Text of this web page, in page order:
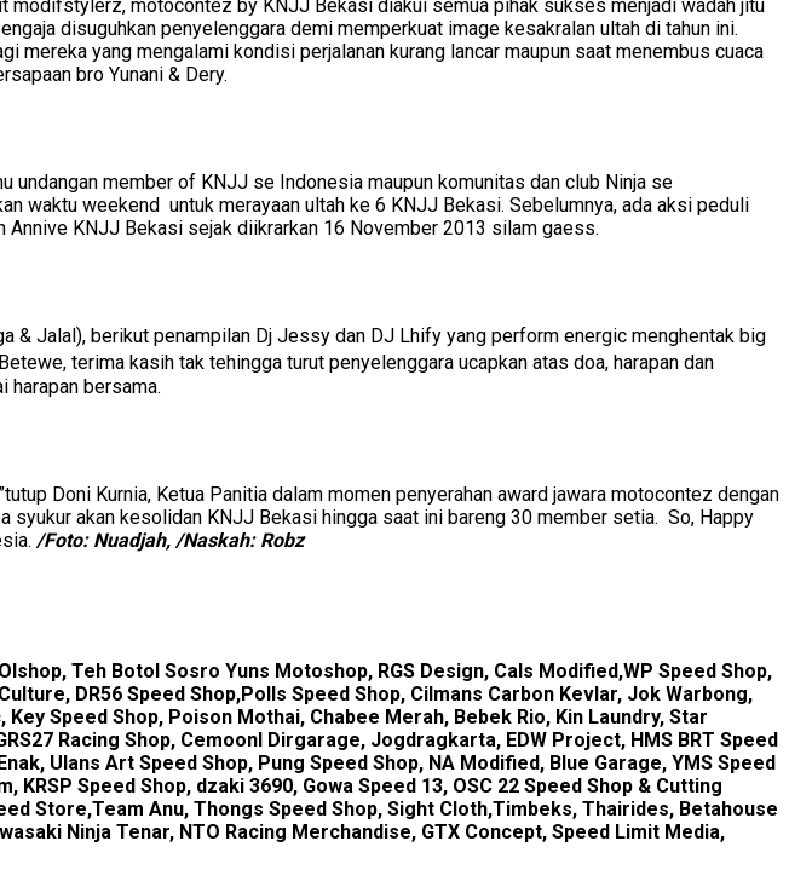
motocontez by KNJJ Bekasi diakui semua pihak sukses menjadi wadah jitu
disuguhkan penyelenggara demi memperkuat image kesakralan ultah di tahun ini.
mereka yang mengalami kondisi perjalanan kurang lancar maupun saat menembus cuaca
bro Yunani & Dery.
undangan member of KNJJ se Indonesia maupun komunitas dan club Ninja se
waktu weekend untuk merayaan ultah ke 6 KNJJ Bekasi. Sebelumnya, ada aksi peduli
KNJJ Bekasi sejak diikrarkan 16 November 2013 silam gaess.
& Jalal), berikut penampilan Dj Jessy dan DJ Lhify yang perform energic menghentak big
terima kasih tak tehingga turut penyelenggara ucapkan atas doa, harapan dan
bersama.
Doni Kurnia, Ketua Panitia dalam momen penyerahan award jawara motocontez dengan
akan kesolidan KNJJ Bekasi hingga saat ini bareng 30 member setia. So, Happy
/Foto: Nuadjah, /Naskah: Robz
Teh Botol Sosro Yuns Motoshop, RGS Design, Cals Modified,WP Speed Shop,
DR56 Speed Shop,Polls Speed Shop, Cilmans Carbon Kevlar, Jok Warbong,
Speed Shop, Poison Mothai, Chabee Merah, Bebek Rio, Kin Laundry, Star
Racing Shop, Cemoonl Dirgarage, Jogdragkarta, EDW Project, HMS BRT Speed
Ulans Art Speed Shop, Pung Speed Shop, NA Modified, Blue Garage, YMS Speed
Speed Shop, dzaki 3690, Gowa Speed 13, OSC 22 Speed Shop & Cutting
Store,Team Anu, Thongs Speed Shop, Sight Cloth,Timbeks, Thairides, Betahouse
Ninja Tenar, NTO Racing Merchandise, GTX Concept, Speed Limit Media,